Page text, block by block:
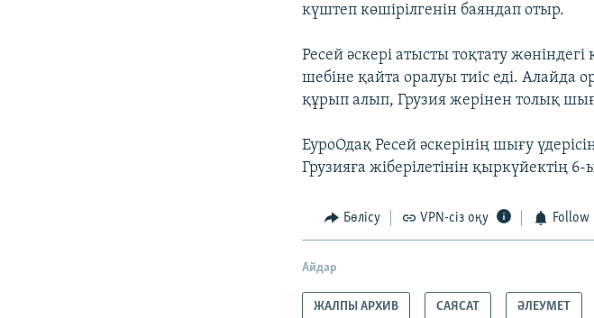
күштеп көшірілгенін баяндап отыр.
Ресей әскері атысты тоқтату
шебіне қайта оралуы тиіс еді. Алайда
құрып алып, Грузия жерінен толық
ЕуроОдақ Ресей әскерінің шығу
Грузияға жіберілетінін қыркүйектің 6-
Бөлісу VPN-сіз оқу Follow
Айдар
ЖАЛПЫ АРХИВ САЯСАТ ӘЛЕУМЕТ